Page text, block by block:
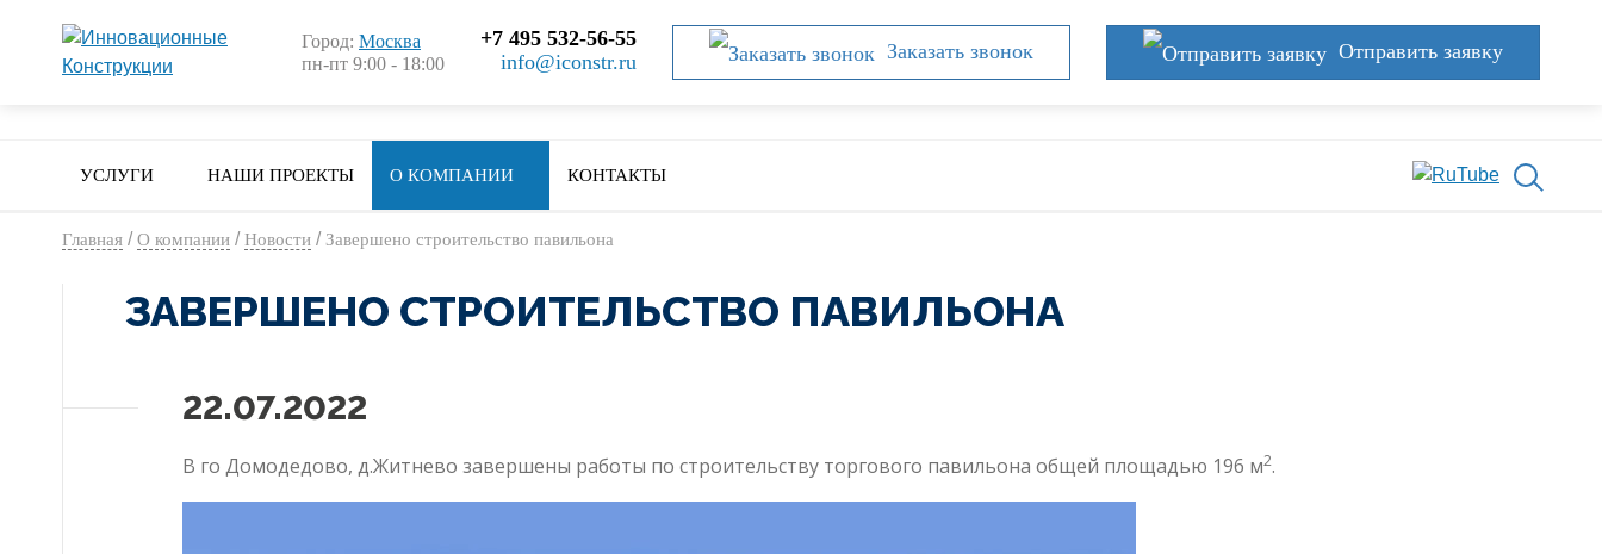
Город: Москва
пн-пт 9:00 - 18:00
+7 495 532-56-55
info@iconstr.ru
Заказать звонок Отправить заявку
УСЛУГИ НАШИ ПРОЕКТЫ О КОМПАНИИ КОНТАКТЫ
Главная /О компании /Новости /Завершено строительство павильона
ЗАВЕРШЕНО СТРОИТЕЛЬСТВО ПАВИЛЬОНА
22.07.2022
В го Домодедово, д.Житнево завершены работы по строительству торгового павильона общей площадью 196 м2.